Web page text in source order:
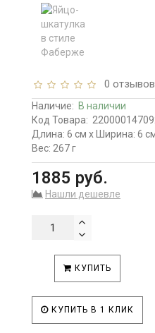
0 отзывов
Наличие: В наличии
Код Товара:
Длина: 6 см x Ширина: 6
Вес: 267 г
1885 руб.
Нашли дешевле
КУПИТЬ
КУПИТЬ В 1 КЛИК